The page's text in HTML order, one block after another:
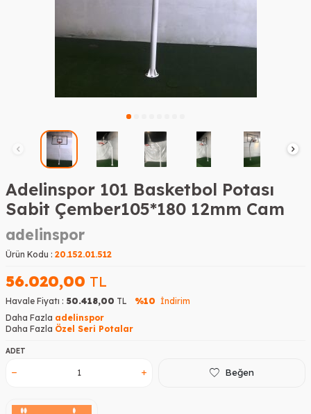
Adelinspor 101 Basketbol Potası
Sabit Çember105*180 12mm Cam
adelinspor
Ürün Kodu : 20.152.01.512
56.020,00 TL
Havale Fiyatı : 50.418,00 TL %10 İndirim
Daha Fazla adelinspor
Daha Fazla Özel Seri Potalar
ADET
Beğen